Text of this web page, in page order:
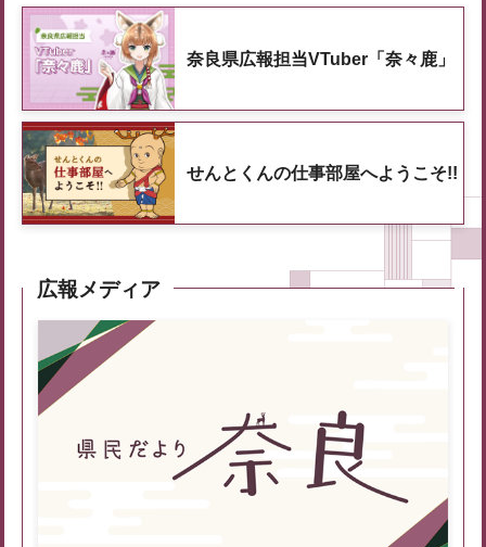
奈良県広報担当VTuber「奈々鹿」
せんとくんの仕事部屋へようこそ!!
広報メディア